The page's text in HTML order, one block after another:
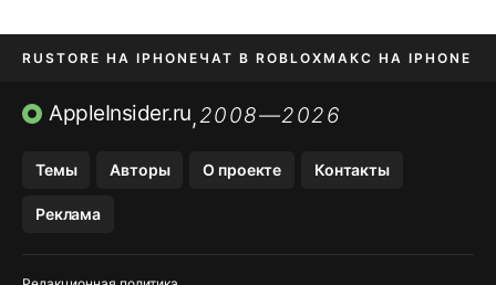
RUSTORE НА IPHONE ЧАТ В ROBLOXМАКС НА IPHONE
AVITO НА IPHONEВТБ ОНЛАЙН TIKTOK НА IPHONE
AppleInsider.ru,2008—2026
Темы Авторы О проекте Контакты
Реклама